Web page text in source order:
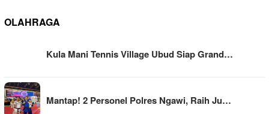
OLAHRAGA
Kula Mani Tennis Village Ubud Siap Grand…
Mantap! 2 Personel Polres Ngawi, Raih Ju…